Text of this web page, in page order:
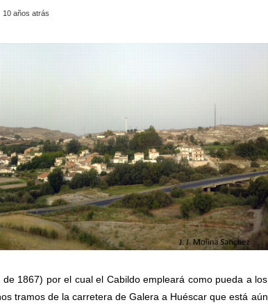
10 años atrás
1867) por el cual el Cabildo empleará como pueda a los
tramos de la carretera de Galera a Huéscar que está aún